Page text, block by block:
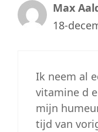
Max
18-
Ik neem al
vitamine d
mijn
tijd van